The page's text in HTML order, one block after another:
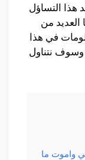
التساؤل
العديد من
في هذا
وسوف نتناول
واموت ما